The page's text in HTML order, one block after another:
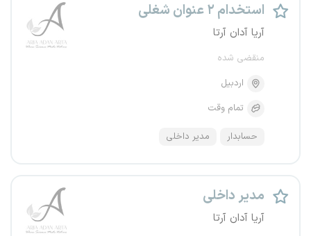
استخدام ۲ عنوان شغلی
آریا آدان آرتا
منقضی شده
اردبیل
تمام وقت
حسابدار مدیر داخلی
مدیر داخلی
آریا آدان آرتا